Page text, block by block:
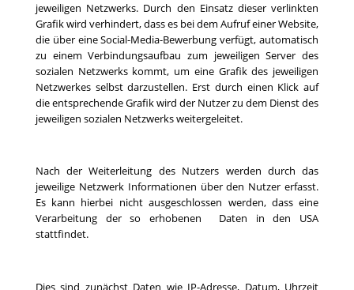
jeweiligen Netzwerks. Durch den Einsatz dieser verlinkten
Grafik wird verhindert, dass es bei dem Aufruf einer Website,
die über eine Social-Media-Bewerbung verfügt, automatisch
zu einem Verbindungsaufbau zum jeweiligen Server des
sozialen Netzwerks kommt, um eine Grafik des jeweiligen
Netzwerkes selbst darzustellen. Erst durch einen Klick auf
die entsprechende Grafik wird der Nutzer zu dem Dienst des
jeweiligen sozialen Netzwerks weitergeleitet.
Nach der Weiterleitung des Nutzers werden durch das
jeweilige Netzwerk Informationen über den Nutzer erfasst.
Es kann hierbei nicht ausgeschlossen werden, dass eine
Verarbeitung der so erhobenen Daten in den USA
stattfindet.
Dies sind zunächst Daten wie IP-Adresse, Datum, Uhrzeit